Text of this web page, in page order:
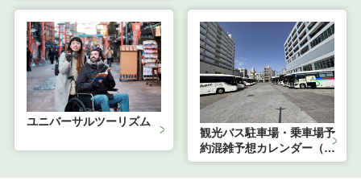
ユニバーサルツーリズム
観光バス駐車場・乗車場予
約混雑予想カレンダー（外
部サイトに遷移します）